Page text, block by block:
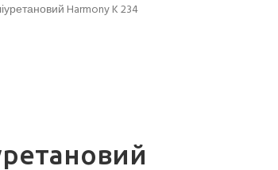
Harmony K 234